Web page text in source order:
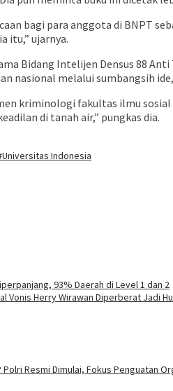
bagi para anggota di BNPT
itu,” ujarnya.
Bidang Intelijen Densus 88
nasional melalui sumbangsih
kriminologi fakultas ilmu
di tanah air,” pungkas dia.
Indonesia
93% Daerah di Level 1 dan 2
Vonis Herry Wirawan Diperberat Jadi
Polri Resmi Dimulai, Fokus Penguatan